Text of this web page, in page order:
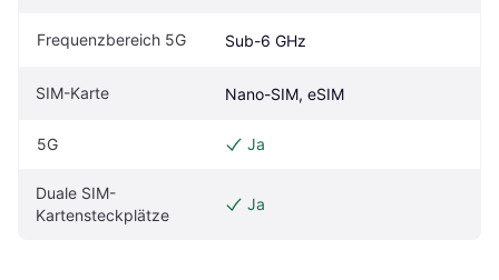
Frequenzbereich 5G Sub-6 GHz
SIM-Karte Nano-SIM, eSIM
5G Ja
Duale SIM-
Kartensteckplätze
Ja